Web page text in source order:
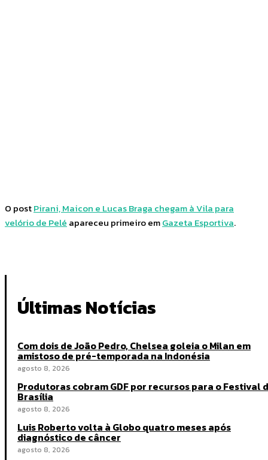
O postPirani, Maicon e Lucas Braga chegam à Vila para
velório de Pelé apareceu primeiro emGazeta Esportiva.
Últimas Notícias
Com dois de João Pedro, Chelsea goleia o Milan em
amistoso de pré-temporada na Indonésia
agosto 8, 2026
Produtoras cobram GDF por recursos para o Festival
Brasília
agosto 8, 2026
Luis Roberto volta à Globo quatro meses após
diagnóstico de câncer
agosto 8, 2026